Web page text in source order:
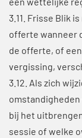
een wettelijke
3.11. Frisse Blik
offerte wanneer
de offerte, of
vergissing,
3.12. Als zich
omstandigheden
bij het
sessie of welke